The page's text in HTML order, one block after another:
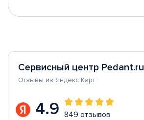
Сервисный центр Pedant.ru
Отзывы из Яндекс Карт
4.9 849 отзывов